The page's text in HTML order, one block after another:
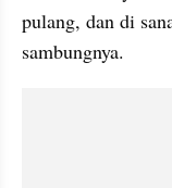
pulang, dan di
sambungnya.